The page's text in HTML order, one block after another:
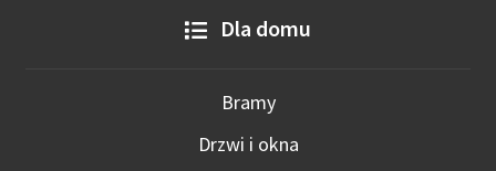
Dla domu
Bramy
Drzwi i okna